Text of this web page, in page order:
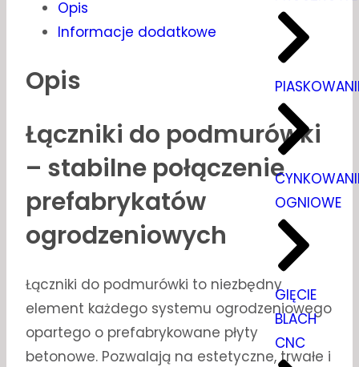
OGNIOWE
GIĘCIE
BLACH
CNC
Opis
Informacje dodatkowe
Opis
Łączniki do podmurówki
– stabilne połączenie
prefabrykatów
ogrodzeniowych
Łączniki do podmurówki to niezbędny
element każdego systemu ogrodzeniowego
opartego o prefabrykowane płyty
betonowe. Pozwalają na estetyczne, trwałe i